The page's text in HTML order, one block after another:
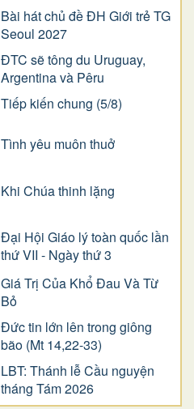
Bài hát chủ đề ĐH Giới trẻ TG
Seoul 2027
ĐTC sẽ tông du Uruguay,
Argentina và Pêru
Tiếp kiến chung (5/8)
Tình yêu muôn thuở
Khi Chúa thinh lặng
Đại Hội Giáo lý toàn quốc lần
thứ VII - Ngày thứ 3
Giá Trị Của Khổ Ðau Và Từ
Bỏ
Đức tin lớn lên trong giông
bão (Mt 14,22-33)
LBT: Thánh lễ Cầu nguyện
tháng Tám 2026